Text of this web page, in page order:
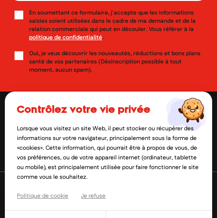
En soumettant ce formulaire, j'accepte que les informations
saisies soient utilisées dans le cadre de ma demande et de la
relation commerciale qui peut en découler. Vous référer à la
politique de confidentialité.
Oui, je veux découvrir les nouveautés, réductions et bons plans
santé de vos partenaires (Désinscription possible à tout
moment, aucun spam).
contact@mylittlepara.com
01 85 09 61 52
contrôlez votre vie privée
Lorsque vous visitez un site Web, il peut stocker ou récupérer des
informations sur votre navigateur, principalement sous la forme de
«cookies». Cette information, qui pourrait être à propos de vous, de
vos préférences, ou de votre appareil internet (ordinateur, tablette
ou mobile), est principalement utilisée pour faire fonctionner le site
comme vous le souhaitez.
Politique de cookie Je refuse